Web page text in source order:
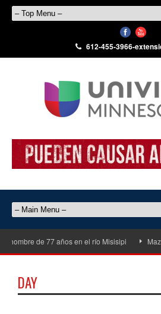
612-455-3966-
de 77 años en el río Misisipi
DAY